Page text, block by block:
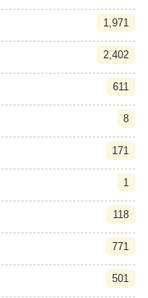
1,971
2,402
611
8
171
1
118
771
501